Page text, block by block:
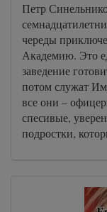
Петр
череды
Академию. Это
заведение
потом служат
все они –
спесивые,
подростки,